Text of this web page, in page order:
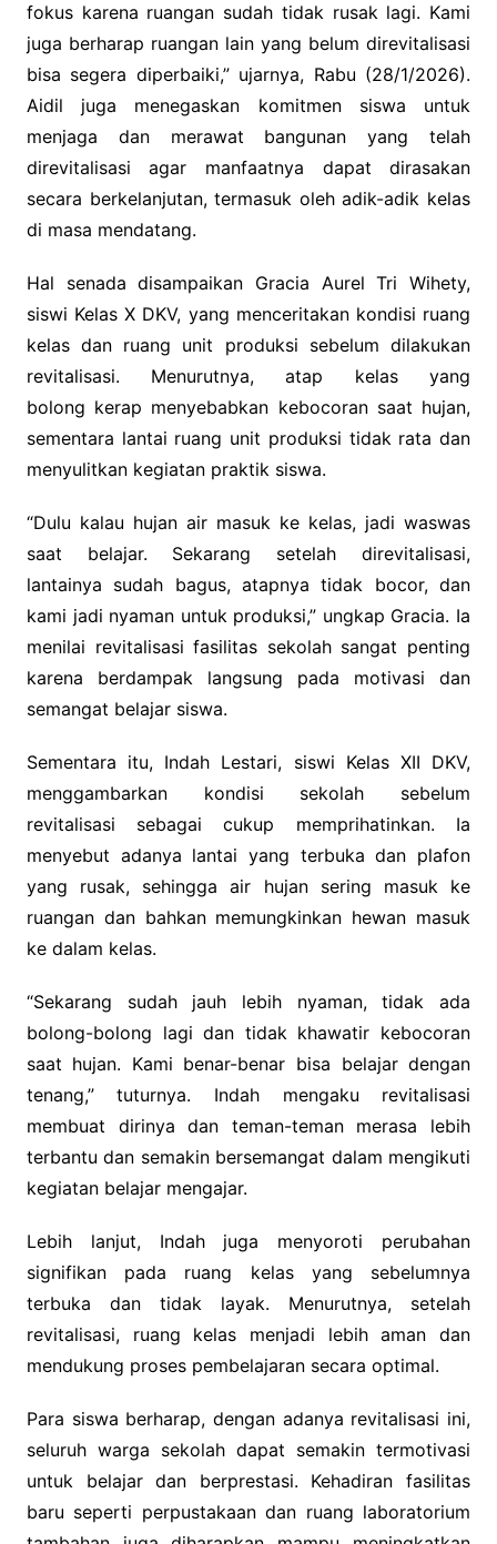
fokus karena ruangan sudah tidak rusak lagi. Kami
juga berharap ruangan lain yang belum direvitalisasi
bisa segera diperbaiki,” ujarnya, Rabu (28/1/2026).
Aidil juga menegaskan komitmen siswa untuk
menjaga dan merawat bangunan yang telah
direvitalisasi agar manfaatnya dapat dirasakan
secara berkelanjutan, termasuk oleh adik-adik kelas
di masa mendatang.
‎Hal senada disampaikan Gracia Aurel Tri Wihety,
siswi Kelas X DKV, yang menceritakan kondisi ruang
kelas dan ruang unit produksi sebelum dilakukan
revitalisasi. Menurutnya, atap kelas yang
bolong kerap menyebabkan kebocoran saat hujan,
sementara lantai ruang unit produksi tidak rata dan
menyulitkan kegiatan praktik siswa.
‎“Dulu kalau hujan air masuk ke kelas, jadi waswas
saat belajar. Sekarang setelah direvitalisasi,
lantainya sudah bagus, atapnya tidak bocor, dan
kami jadi nyaman untuk produksi,” ungkap Gracia. Ia
menilai revitalisasi fasilitas sekolah sangat penting
karena berdampak langsung pada motivasi dan
semangat belajar siswa.
‎Sementara itu, Indah Lestari, siswi Kelas XII DKV,
menggambarkan kondisi sekolah sebelum
revitalisasi sebagai cukup memprihatinkan. Ia
menyebut adanya lantai yang terbuka dan plafon
yang rusak, sehingga air hujan sering masuk ke
ruangan dan bahkan memungkinkan hewan masuk
ke dalam kelas.
‎“Sekarang sudah jauh lebih nyaman, tidak ada
bolong-bolong lagi dan tidak khawatir kebocoran
saat hujan. Kami benar-benar bisa belajar dengan
tenang,” tuturnya. Indah mengaku revitalisasi
membuat dirinya dan teman-teman merasa lebih
terbantu dan semakin bersemangat dalam mengikuti
kegiatan belajar mengajar.
‎Lebih lanjut, Indah juga menyoroti perubahan
signifikan pada ruang kelas yang sebelumnya
terbuka dan tidak layak. Menurutnya, setelah
revitalisasi, ruang kelas menjadi lebih aman dan
mendukung proses pembelajaran secara optimal.
‎Para siswa berharap, dengan adanya revitalisasi ini,
seluruh warga sekolah dapat semakin termotivasi
untuk belajar dan berprestasi. Kehadiran fasilitas
baru seperti perpustakaan dan ruang laboratorium